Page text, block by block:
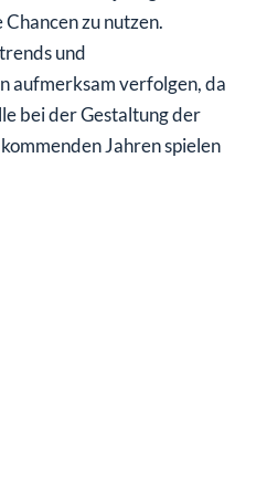
zu nutzen.
und
aufmerksam verfolgen, da
bei der Gestaltung der
Jahren spielen